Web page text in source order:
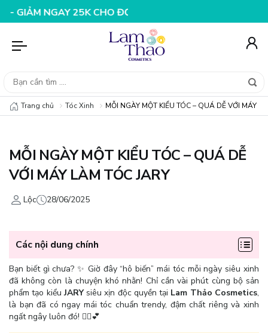
HÀNG 199KNHẬP MÃ T08FS25K - GIẢM NGAY 25K
Trang chủ Tóc Xinh MỖI NGÀY MỘT KIỂU TÓC – QUÁ DỄ VỚI MÁY
MỖI NGÀY MỘT KIỂU TÓC – QUÁ DỄ
VỚI MÁY LÀM TÓC JARY
Lộc 28/06/2025
Các nội dung chính
Bạn biết gì chưa? ✨ Giờ đây “hô biến” mái tóc mỗi ngày siêu xinh
đã không còn là chuyện khó nhằn! Chỉ cần vài phút cùng bộ sản
phẩm tạo kiểuJARYsiêu xịn độc quyền tại Lam Thảo Cosmetics,
là bạn đã có ngay mái tóc chuẩn trendy, đậm chất riêng và xinh
ngất ngây luôn đó! 💇‍♀️💕